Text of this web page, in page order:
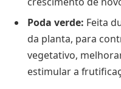
Poda verde: Feita
da planta, para
vegetativo,
estimular a